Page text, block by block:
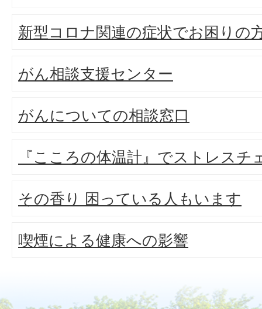
新型コロナ関連の症状でお困りの
がん相談支援センター
がんについての相談窓口
『こころの体温計』でストレス
その香り 困っている人もいます
喫煙による健康への影響